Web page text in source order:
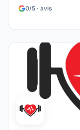
0/5 · avis